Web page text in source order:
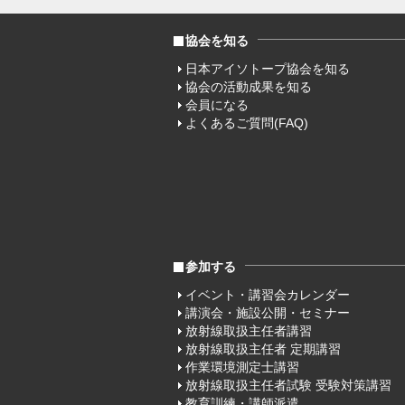
協会を知る
日本アイソトープ協会を知る
協会の活動成果を知る
会員になる
よくあるご質問(FAQ)
参加する
イベント・講習会カレンダー
講演会・施設公開・セミナー
放射線取扱主任者講習
放射線取扱主任者 定期講習
作業環境測定士講習
放射線取扱主任者試験 受験対策講習